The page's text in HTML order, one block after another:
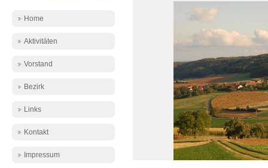
Home
Aktivitäten
Vorstand
Bezirk
Links
Kontakt
Impressum